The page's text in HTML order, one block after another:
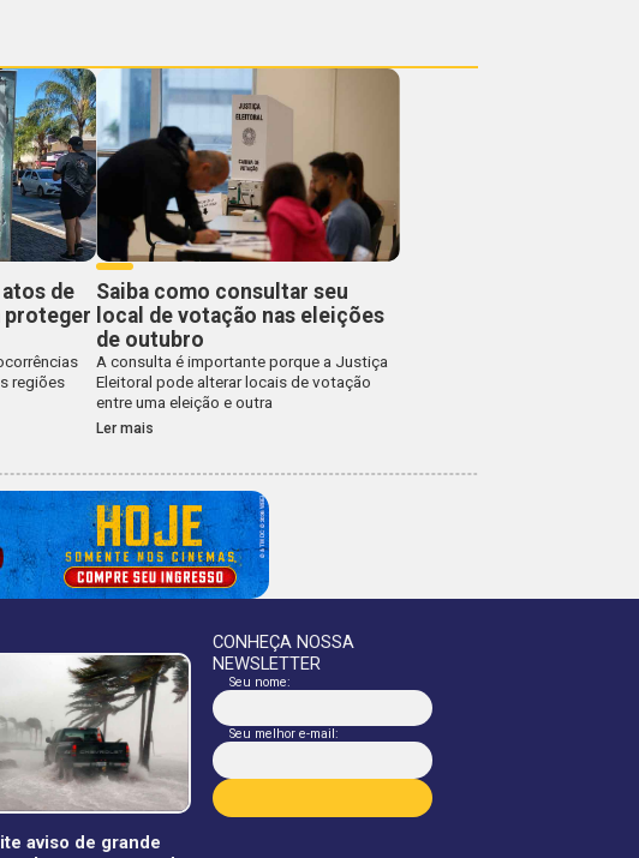
de
proteger
regiões
Saiba como consultar seu
local de votação nas eleições
de outubro
A consulta é importante porque a Justiça
Eleitoral pode alterar locais de votação
entre uma eleição e outra
Ler mais
aviso de grande
CONHEÇA NOSSA
NEWSLETTER
Seu nome:
Seu melhor e-mail: